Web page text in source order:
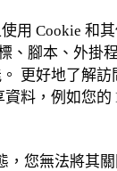
用 Cookie 和
、腳本、外
更好地了解
料，例如您
您無法將其